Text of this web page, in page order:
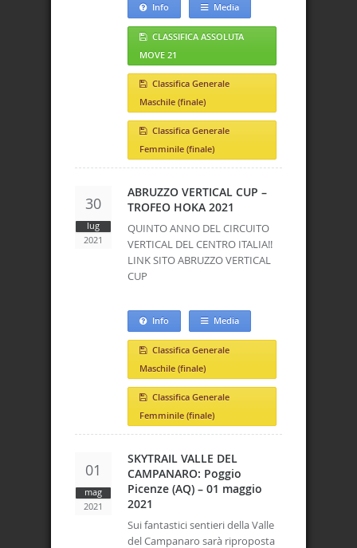
Info Media
CLASSIFICA ASSOLUTA
MOVE 21
Classifica Generale
Maschile (finale)
Classifica Generale
Femminile (finale)
30
lug
2021
ABRUZZO VERTICAL CUP –
TROFEO HOKA 2021
QUINTO ANNO DEL CIRCUITO
VERTICAL DEL CENTRO ITALIA!!
LINK SITO ABRUZZO VERTICAL
CUP
Info Media
Classifica Generale
Maschile (finale)
Classifica Generale
Femminile (finale)
01
mag
2021
SKYTRAIL VALLE DEL
CAMPANARO: Poggio
Picenze (AQ) – 01 maggio
2021
Sui fantastici sentieri della Valle
del Campanaro sarà riproposta